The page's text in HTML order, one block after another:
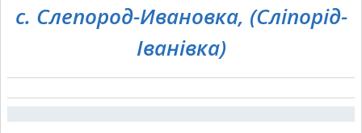
с. Слепород-Ивановка, (Сліпорід-
Іванівка)